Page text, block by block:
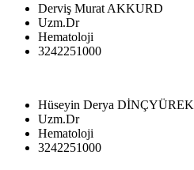
Derviş Murat AKKURD
Uzm.Dr
Hematoloji
3242251000
Hüseyin Derya DİNÇYÜREK
Uzm.Dr
Hematoloji
3242251000